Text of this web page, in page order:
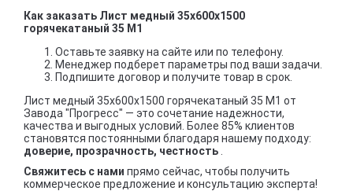
Как заказать Лист медный 35х600х1500
горячекатаный 35 М1
Оставьте заявку на сайте или по телефону.
Менеджер подберет параметры под ваши задачи.
Подпишите договор и получите товар в срок.
Лист медный 35х600х1500 горячекатаный 35 М1 от
Завода "Прогресс" — это сочетание надежности,
качества и выгодных условий. Более 85% клиентов
становятся постоянными благодаря нашему подходу:
доверие, прозрачность, честность
Свяжитесь с нами прямо сейчас, чтобы получить
коммерческое предложение и консультацию эксперта!